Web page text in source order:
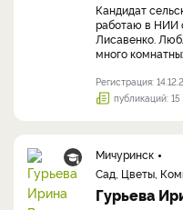
Кандидат
работаю в НИИ
Лисавенко.
много комнатных
Регистрация:
публикаций: 15
Мичуринск
Сад, Цветы,
Гурьева